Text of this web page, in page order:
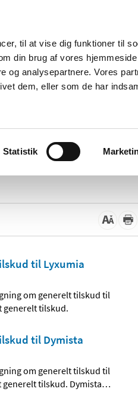
til at vise dig funktioner til
din brug af vores
og analysepartnere. Vores
dem, eller som de har
Statistik
Nyheder Om os Kontakt
Apoteker og salg af
til Lyxumia
om generelt tilskud til
generelt tilskud.
til Dymista
om generelt tilskud til
tilskud. Dymista…